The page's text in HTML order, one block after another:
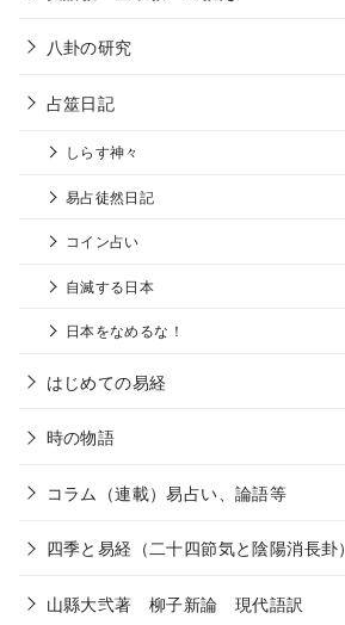
八卦の研究
占筮日記
しらす神々
易占徒然日記
コイン占い
自滅する日本
日本をなめるな！
はじめての易経
時の物語
コラム（連載）易占い、論語等
四季と易経（二十四節気と陰陽消長卦）
山縣大弐著 柳子新論 現代語訳